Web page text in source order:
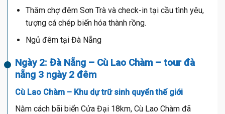
Thăm chợ đêm Sơn Trà và check-in tại cầu tình yêu,
tượng cá chép biến hóa thành rồng.
Ngủ đêm tại Đà Nẵng
Ngày 2: Đà Nẵng – Cù Lao Chàm – tour đà
nẵng 3 ngày 2 đêm
Cù Lao Chàm – Khu dự trữ sinh quyển thế giới
Nằm cách bãi biển Cửa Đại 18km, Cù Lao Chàm đã